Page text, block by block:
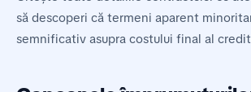
să descoperi că termeni aparent
semnificativ asupra costului final al